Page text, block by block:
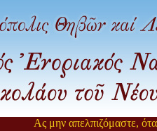
Ας μην απελπιζόμαστε, όταν